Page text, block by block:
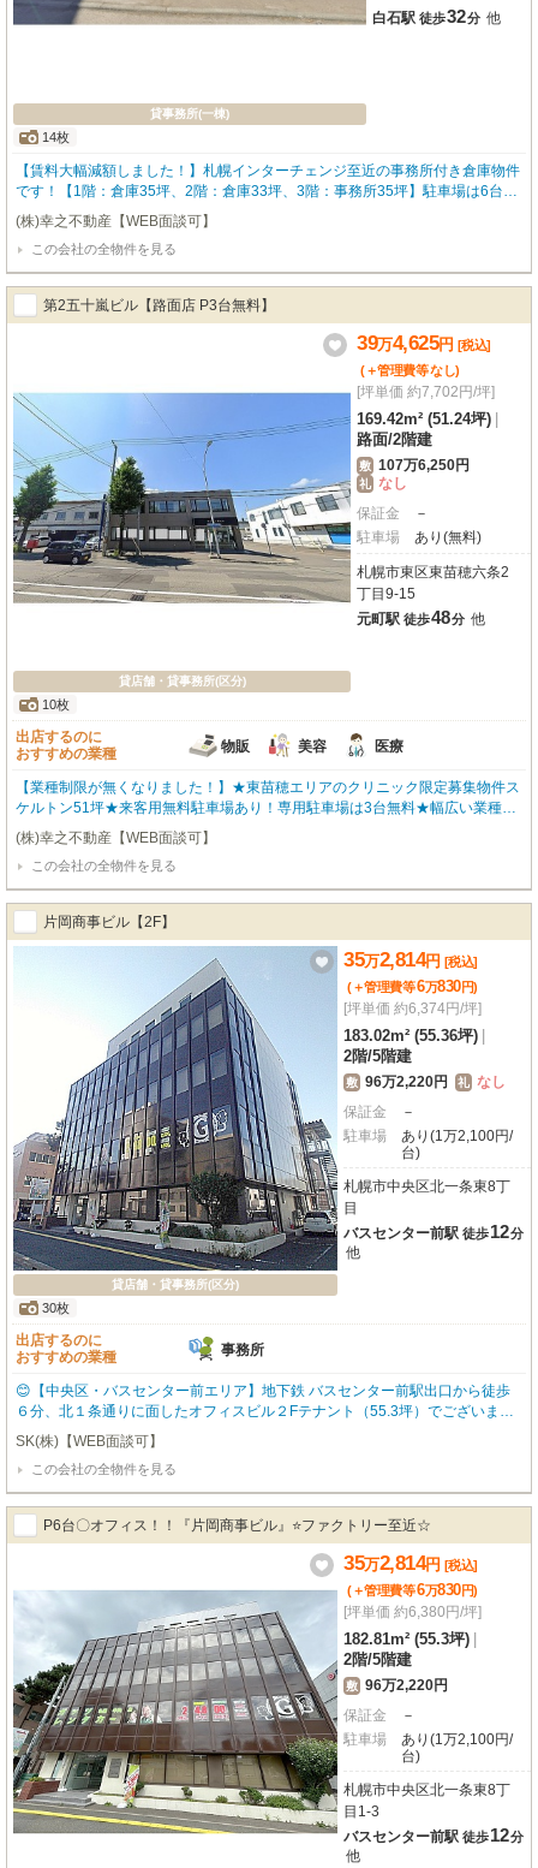
貸事務所(一棟)
14枚
白石駅 徒歩32分 他
【賃料大幅減額しました！】札幌インターチェンジ至近の事務所付き倉庫物件
です！【1階：倉庫35坪、2階：倉庫33坪、3階：事務所35坪】駐車場は6台無
料！※同建物の向かって左側の倉庫および倉庫の手前の敷地は含まれません。
事前調整で内覧可能です。お気軽にお問合せ下さい！ 【土日祝も営業してお
ります！】
(株)幸之不動産【WEB面談可】
この会社の全物件を見る
第2五十嵐ビル【路面店 P3台無料】
貸店舗・貸事務所(区分)
10枚
39万4,625円 [税込]
(＋管理費等なし)
[坪単価 約7,702円/坪]
169.42m² (51.24坪)
路面/2階建
敷 107万6,250円
礼 なし
保証金
－
駐車場
あり(無料)
札幌市東区東苗穂六条2
丁目9-15
元町駅 徒歩48分 他
出店するのに
おすすめの業種
物販 美容 医療
【業種制限が無くなりました！】★東苗穂エリアのクリニック限定募集物件ス
ケルトン51坪★来客用無料駐車場あり！専用駐車場は3台無料★幅広い業種で
募集となりました。業種ご相談下さい！★【2階43坪：338,250円税込も同時
募集中！ 1階2階合わせて94坪：732,875円税込での賃貸も可能です。】 内覧
可能です。お気軽にお問合せ下さいませ！
(株)幸之不動産【WEB面談可】
この会社の全物件を見る
片岡商事ビル【2F】
貸店舗・貸事務所(区分)
30枚
35万2,814円 [税込]
(＋管理費等6万830円)
[坪単価 約6,374円/坪]
183.02m² (55.36坪)
2階/5階建
敷 96万2,220円 礼 なし
保証金
－
駐車場
あり(1万2,100円/
台)
札幌市中央区北一条東8丁
目
バスセンター前駅 徒歩12分
他
出店するのに
おすすめの業種
事務所
😊【中央区・バスセンター前エリア】地下鉄 バスセンター前駅出口から徒歩
６分、北１条通りに面したオフィスビル２Fテナント（55.3坪）でございます
😊JR苗穂駅からも徒歩圏内。広々55坪で敷地内駐車場６台空きあり！！事務
所にオススメの物件です！！内覧希望等は遠慮なくご連絡ください。
SK(株)【WEB面談可】
この会社の全物件を見る
P6台〇オフィス！！『片岡商事ビル』⭐ファクトリー至近☆
35万2,814円 [税込]
(＋管理費等6万830円)
[坪単価 約6,380円/坪]
182.81m² (55.3坪)
2階/5階建
敷 96万2,220円
保証金
－
駐車場
あり(1万2,100円/
台)
札幌市中央区北一条東8丁
目1-3
バスセンター前駅 徒歩12分
他